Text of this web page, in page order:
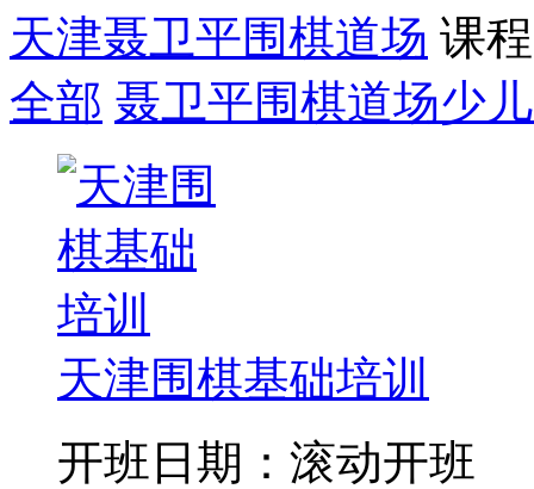
天津聂卫平围棋道场 课
全部 聂卫平围棋道场少
天津围棋基础培训
开班日期：滚动开班